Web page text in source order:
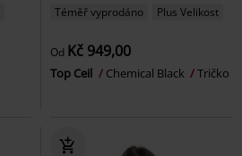
Téměř vyprodáno Plus Velikost
Od Kč 949,00
Top Ceil Chemical Black Tričko